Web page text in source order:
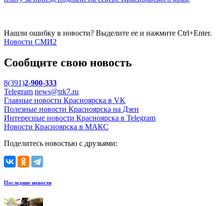
Нашли ошибку в новости? Выделите ее и нажмите Ctrl+Enter.
Новости СМИ2
Сообщите свою новость
8(391)2-900-333
Telegram news@trk7.ru
Главные новости Красноярска в VK
Полезные новости Красноярска на Дзен
Интересные новости Красноярска в Telegram
Новости Красноярска в МАКС
Поделитесь новостью с друзьями:
Последние новости